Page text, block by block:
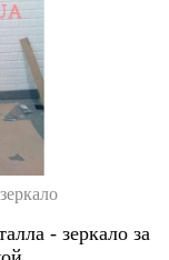
- зеркало за